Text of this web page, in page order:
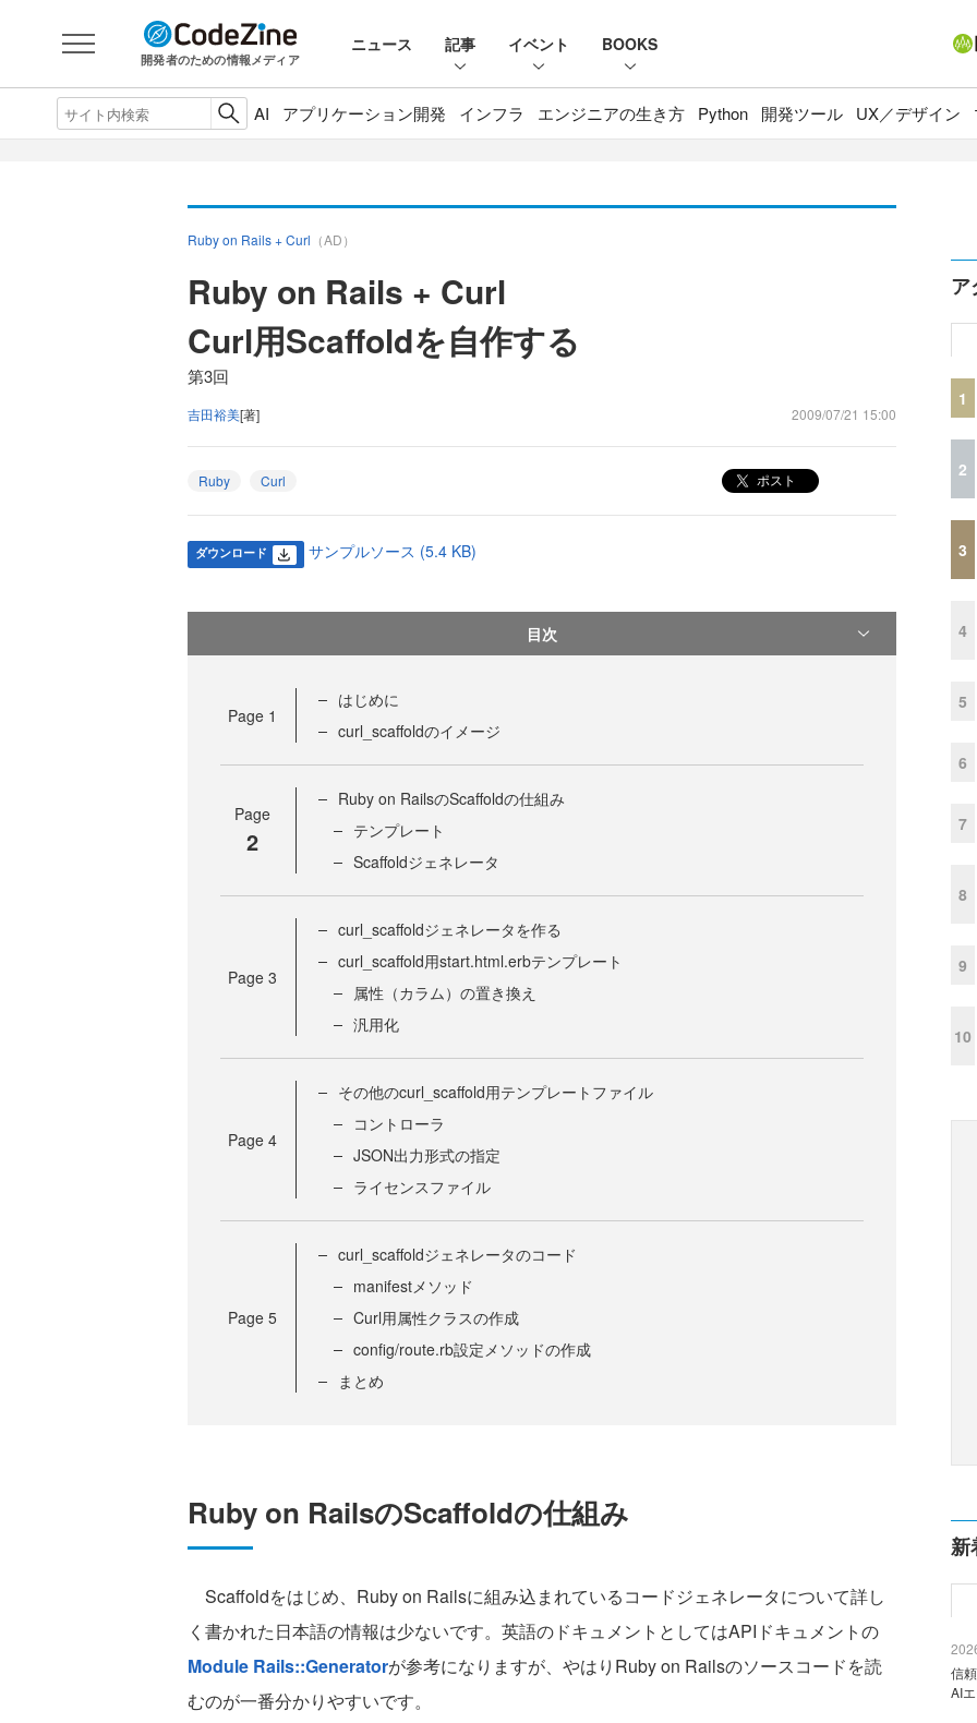
開発者のための情報メディア
ニュース 記事 イベント BOOKS
AI アプリケーション開発 インフラ エンジニアの生き方 Python 開発ツール UX／デザイン
Ruby on Rails + Curl （AD）
Ruby on Rails + Curl
Curl用Scaffoldを自作する
第3回
吉田裕美[著] 2009/07/21 15:00
Ruby Curl ポスト
ダウンロード サンプルソース (5.4 KB)
目次
Page 1
はじめに
curl_scaffoldのイメージ
Page
2
Ruby on RailsのScaffoldの仕組み
テンプレート
Scaffoldジェネレータ
Page 3
curl_scaffoldジェネレータを作る
curl_scaffold用start.html.erbテンプレート
属性（カラム）の置き換え
汎用化
Page 4
その他のcurl_scaffold用テンプレートファイル
コントローラ
JSON出力形式の指定
ライセンスファイル
Page 5
curl_scaffoldジェネレータのコード
manifestメソッド
Curl用属性クラスの作成
config/route.rb設定メソッドの作成
まとめ
Ruby on RailsのScaffoldの仕組み
Scaffoldをはじめ、Ruby on Railsに組み込まれているコードジェネレータについて詳し
く書かれた日本語の情報は少ないです。英語のドキュメントとしてはAPIドキュメントの
Module Rails::Generatorが参考になりますが、やはりRuby on Railsのソースコードを読
むのが一番分かりやすいです。
ア
1
2
3
4
5
6
7
8
9
10
新
信
AI